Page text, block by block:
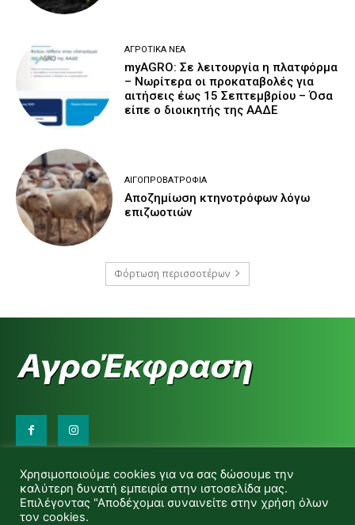
ΑΓΡΟΤΙΚΆ ΝΈΑ
myAGRO: Σε λειτουργία η πλατφόρμα
– Νωρίτερα οι προκαταβολές για
αιτήσεις έως 15 Σεπτεμβρίου – Όσα
είπε ο διοικητής της ΑΑΔΕ
ΑΙΓΟΠΡΟΒΑΤΡΟΦΊΑ
Αποζημίωση κτηνοτρόφων λόγω
επιζωοτιών
Φόρτωση περισσοτέρων
d.makas@yahoo.gr
info@agrofitro.gr
Μακάς Ντίνος
Χρησιμοποιούμε cookies για να σας δώσουμε την
καλύτερη δυνατή εμπειρία στην ιστοσελίδα μας.
Επιλέγοντας "Αποδέχομαι συναινείτε στην χρήση όλων
τον cookies.